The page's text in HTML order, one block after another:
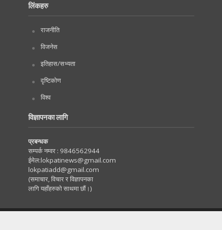
लिंकहरु
राजनीति
विजनेस
इतिहास/सभ्यता
दृष्टिकोण
विश्व
विज्ञापनका लागि
प्रबन्धक
सम्पर्क नम्वर : 9846562944
ईमेल:lokpatinews@gmail.com
lokpatiadd@gmail.com
(समाचार, विचार र विज्ञापनका
लागि यहाँहरुको साथमा छौं।)